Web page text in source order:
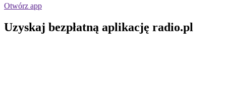
Otwórz app
Uzyskaj bezpłatną aplikację radio.pl